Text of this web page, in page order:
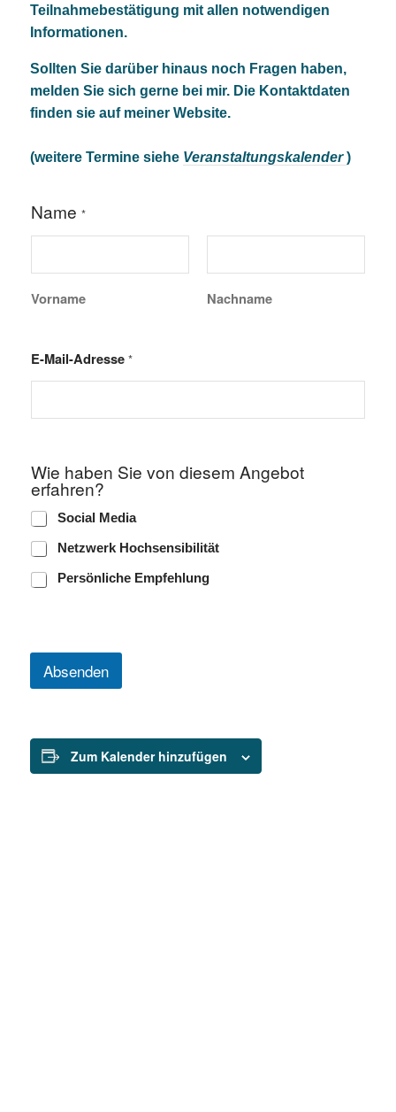
Teilnahmebestätigung mit allen notwendigen
Informationen.
Sollten Sie darüber hinaus noch Fragen haben,
melden Sie sich gerne bei mir. Die Kontaktdaten
finden sie auf meiner Website.
(weitere Termine siehe Veranstaltungskalender )
a
m
b
i
e
Name *
Vorname Nachname
E-Mail-Adresse *
Wie haben Sie von diesem Angebot
erfahren?
Social Media
Netzwerk Hochsensibilität
Persönliche Empfehlung
Absenden
Zum Kalender hinzufügen